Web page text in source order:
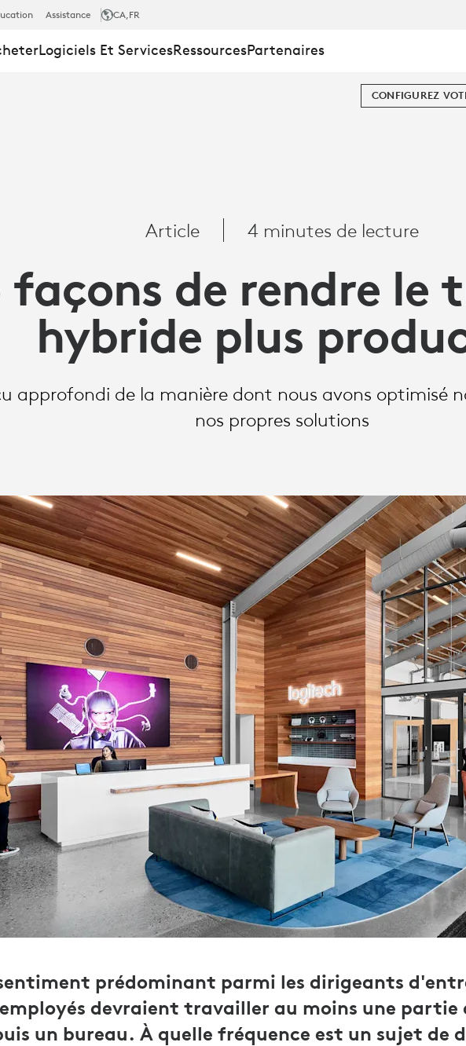
Assistance CA,FR
Logiciels Et ServicesRessourcesPartenaires
CONFIGUREZ
Article 4 minutes de lecture
façons de rendre le
hybride plus
approfondi de la manière dont nous avons optimisé
nos propres solutions
prédominant parmi les dirigeants
devraient travailler au moins une partie
un bureau. À quelle fréquence est un sujet de